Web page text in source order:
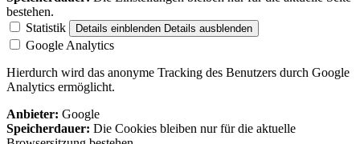
bestehen.
Statistik
Details einblenden Details ausblenden
Google Analytics
Hierdurch wird das anonyme Tracking des Benutzers durch Google
Analytics ermöglicht.
Anbieter: Google
Speicherdauer: Die Cookies bleiben nur für die aktuelle